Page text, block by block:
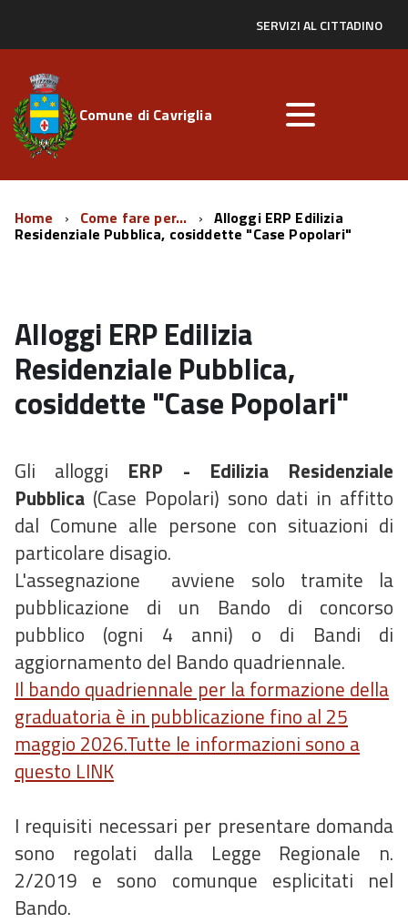
SERVIZI AL CITTADINO
Comune di Cavriglia
Home Come fare per... Alloggi ERP Edilizia
Residenziale Pubblica, cosiddette "Case Popolari"
Alloggi ERP Edilizia
Residenziale Pubblica,
cosiddette "Case Popolari"
Gli alloggi ERP - Edilizia Residenziale
Pubblica (Case Popolari) sono dati in affitto
dal Comune alle persone con situazioni di
particolare disagio.
L'assegnazione avviene solo tramite la
pubblicazione di un Bando di concorso
pubblico (ogni 4 anni) o di Bandi di
aggiornamento del Bando quadriennale.
Il bando quadriennale per la formazione della
graduatoria è in pubblicazione fino al 25
maggio 2026.Tutte le informazioni sono a
questo LINK
I requisiti necessari per presentare domanda
sono regolati dalla Legge Regionale n.
2/2019 e sono comunque esplicitati nel
Bando.